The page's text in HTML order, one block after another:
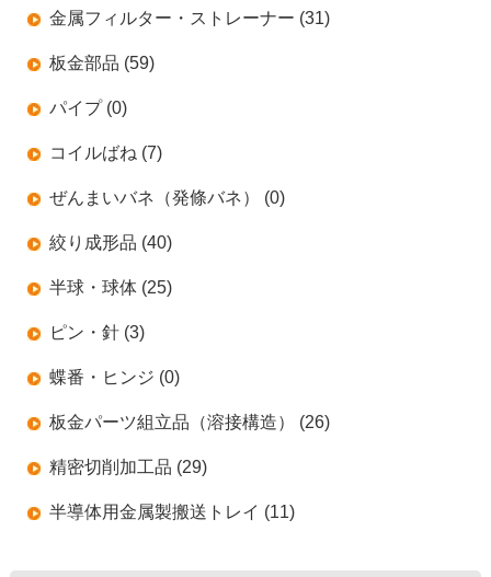
金属フィルター・ストレーナー (31)
板金部品 (59)
パイプ (0)
コイルばね (7)
ぜんまいバネ（発條バネ） (0)
絞り成形品 (40)
半球・球体 (25)
ピン・針 (3)
蝶番・ヒンジ (0)
板金パーツ組立品（溶接構造） (26)
精密切削加工品 (29)
半導体用金属製搬送トレイ (11)